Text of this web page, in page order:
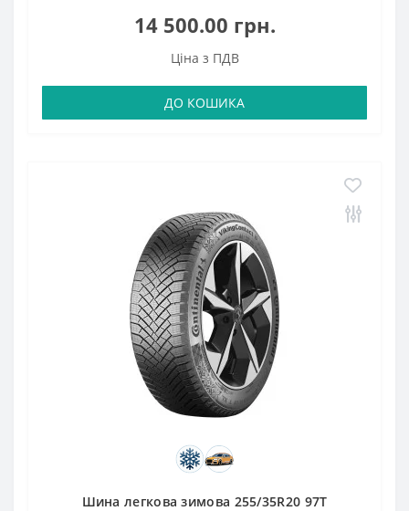
14 500.00 грн.
Ціна з ПДВ
ДО КОШИКА
Шина легкова зимова 255/35R20 97T